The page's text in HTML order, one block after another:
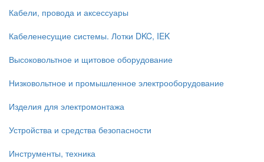
Кабели, провода и аксессуары
Кабеленесущие системы. Лотки DKC, IEK
Высоковольтное и щитовое оборудование
Низковольтное и промышленное электрооборудование
Изделия для электромонтажа
Устройства и средства безопасности
Инструменты, техника